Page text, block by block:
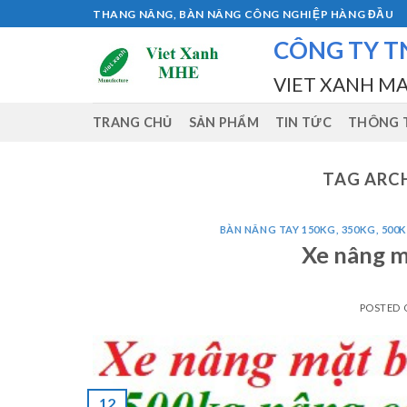
to
THANG NÂNG, BÀN NÂNG CÔNG NGHIỆP HÀNG ĐẦU
CÔNG TY
VIET XANH
TRANG CHỦ SẢN PHẨM TIN TỨC THÔNG
TAG
BÀN NÂNG TAY 150KG, 350KG,
Xe nâng
POSTED
12